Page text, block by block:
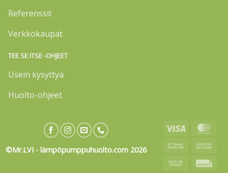
Referenssit
Verkkokaupat
TEE SE ITSE -OHJEET
Usein kysyttyä
Huolto-ohjeet
©Mr.LVI - lämpöpumppuhuolto.com 2026
Visa
Bank
Cash